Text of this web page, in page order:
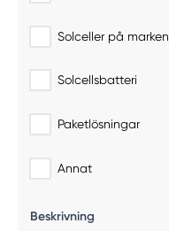
Solceller på marken
Solcellsbatteri
Paketlösningar
Annat
Beskrivning